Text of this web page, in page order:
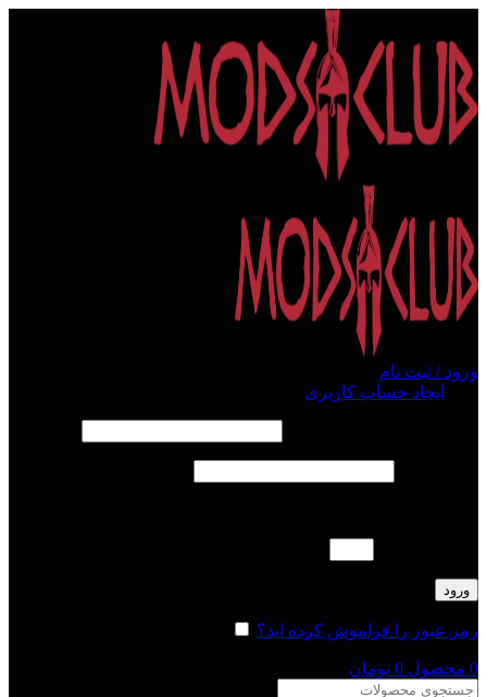
ورود / ثبت نام
ایجاد حساب کاربری
ورود
رمز عبور را فراموش کرده اید؟
0 محصول 0 تومان